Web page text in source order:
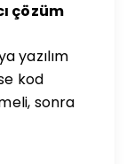
çözüm
yazılım
kod
sonra